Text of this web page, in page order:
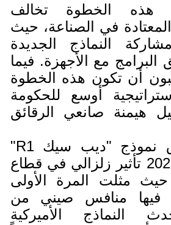
هذه الخطوة تخالف
في الصناعة، حيث
النماذج الجديدة
البرامج مع الأجهزة. فيما
أن تكون هذه الخطوة
أوسع للحكومة
هيمنة صانعي الرقائق
وكان لإطلاق نموذج "ديب سيك R1"
في جانفي 2025 تأثير زلزالي في قطاع
حيث مثلت المرة الأولى
فيها منافس صيني من
النماذج الأميركية